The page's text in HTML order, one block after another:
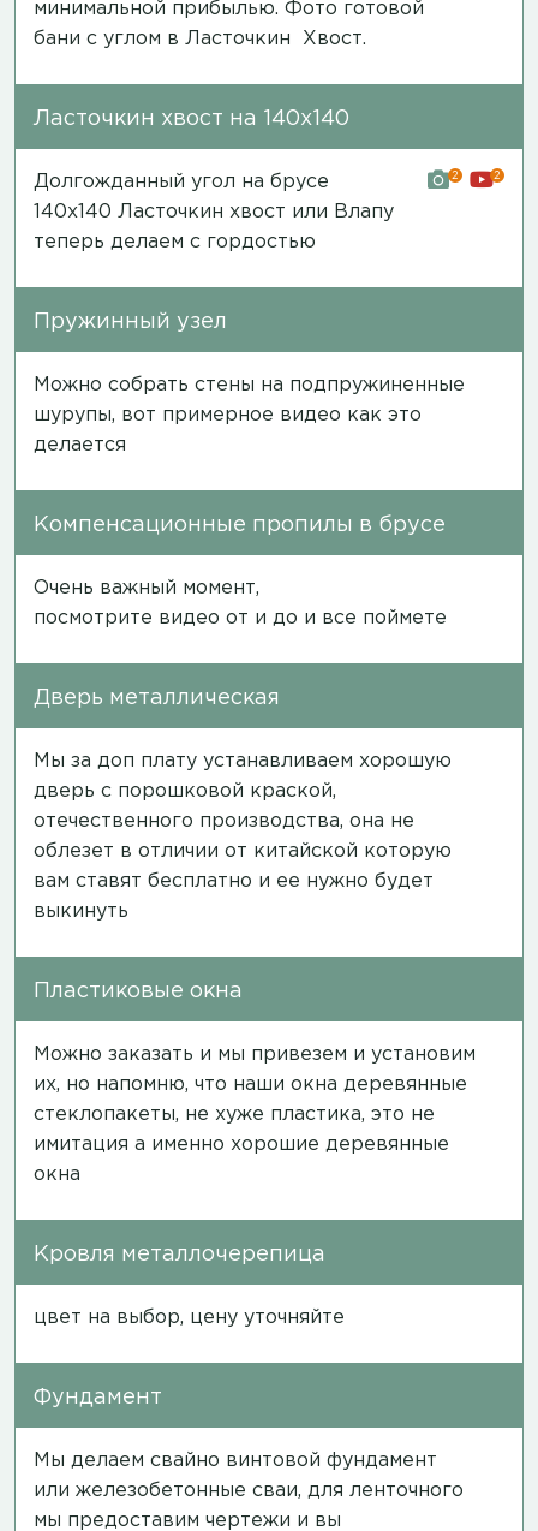
минимальной прибылью. Фото готовой
бани с углом в Ласточкин Хвост.
Ласточкин хвост на 140х140
Долгожданный угол на брусе
140х140 Ласточкин хвост или Влапу
теперь делаем с гордостью
2 2
Пружинный узел
Можно собрать стены на подпружиненные
шурупы, вот примерное видео как это
делается
Компенсационные пропилы в брусе
Очень важный момент,
посмотрите видео от и до и все поймете
Дверь металлическая
Мы за доп плату устанавливаем хорошую
дверь с порошковой краской,
отечественного производства, она не
облезет в отличии от китайской которую
вам ставят бесплатно и ее нужно будет
выкинуть
Пластиковые окна
Можно заказать и мы привезем и установим
их, но напомню, что наши окна деревянные
стеклопакеты, не хуже пластика, это не
имитация а именно хорошие деревянные
окна
Кровля металлочерепица
цвет на выбор, цену уточняйте
Фундамент
Мы делаем свайно винтовой фундамент
или железобетонные сваи, для ленточного
мы предоставим чертежи и вы